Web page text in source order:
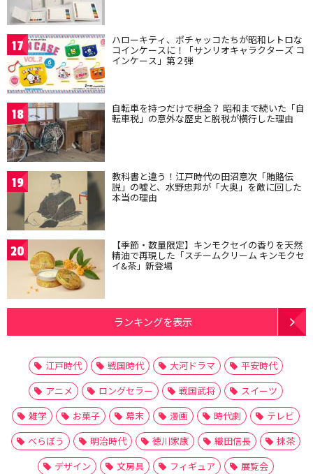
17 ハローキティ、ポチャッコたちが昭和レトロな
コインケースに！「サンリオキャラクターズ コ
インケース」第２弾
18 自転車を持つだけで税金？ 昭和まで続いた「自
転車税」の意外な歴史と脱税が横行した理由
19 教科書と違う！江戸時代の田沼意次「賄賂伝
説」の嘘と、水野忠邦が「大奥」を敵に回した
本当の理由
20 【季節・数量限定】キンモクセイの香りを天然
精油で再現した「スチームクリーム キンモクセ
イ&茶」新登場
ランキングを表示
江戸時代 戦国時代 大河ドラマ
平安時代
アニメ
ロングセラー 戦国武将
スイーツ
雑学
お菓子 幕末 漫画 時代劇
テレビ
べらぼう
明治時代 徳川家康 織田信長
抹茶
デザイン
文房具 フィギュア
展覧会